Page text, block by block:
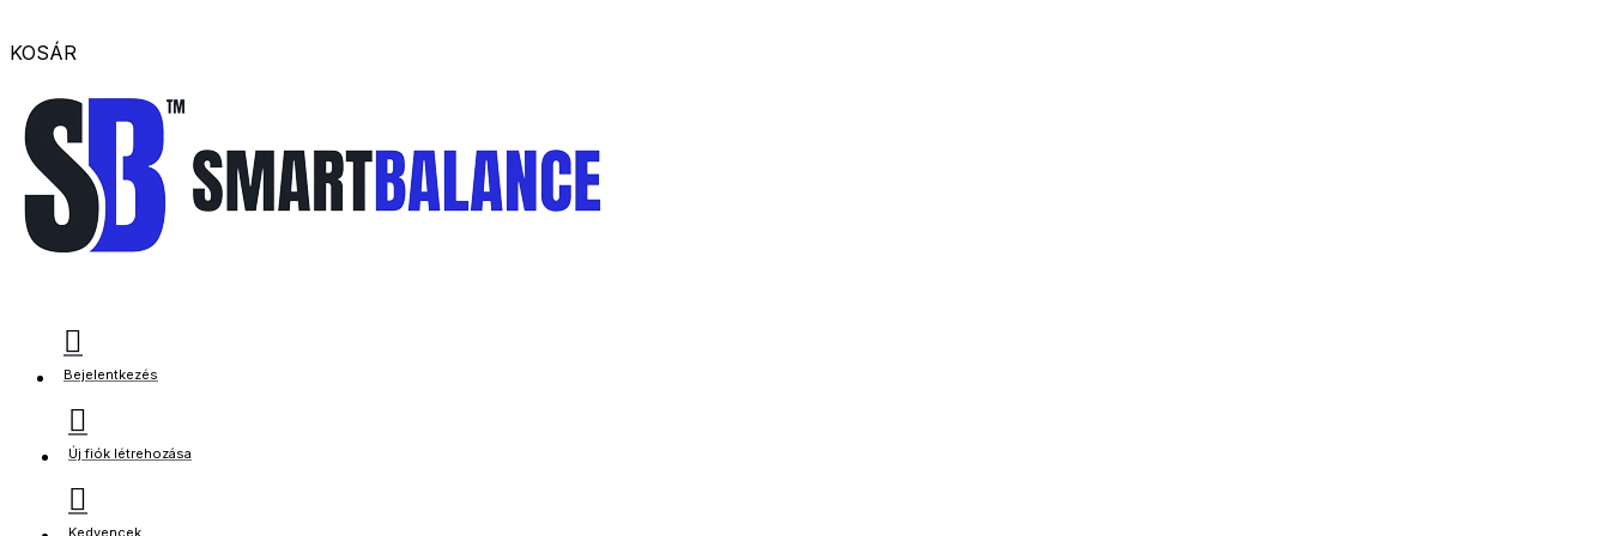
KOSÁR
Bejelentkezés
Új fiók létrehozása
Kedvencek